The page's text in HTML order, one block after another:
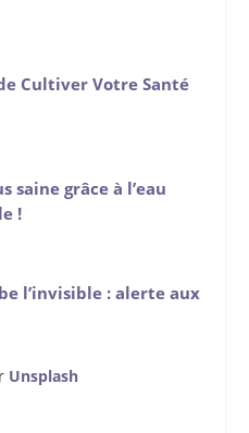
Cultiver Votre Santé
saine grâce à l’eau
!
l’invisible : alerte aux
Unsplash